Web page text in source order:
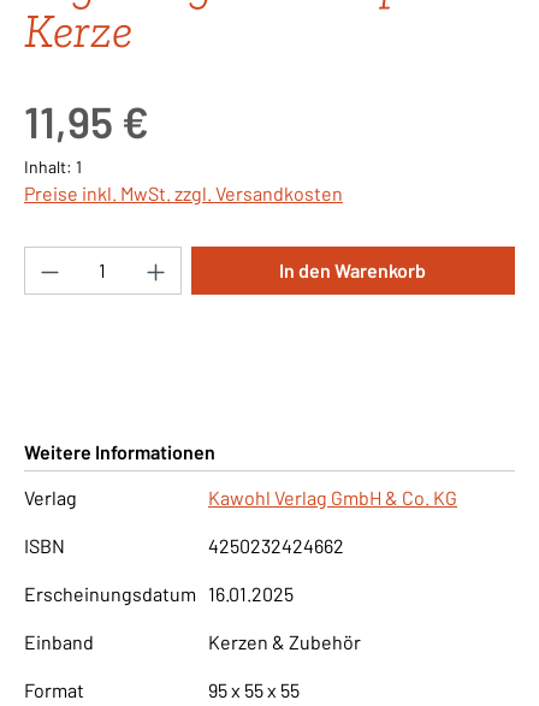
Kerze
11,95 €
Inhalt: 1
Preise inkl. MwSt. zzgl. Versandkosten
Produkt Anzahl: Gib den gewünschten
In den Warenkorb
Weitere Informationen
Verlag
Kawohl Verlag GmbH & Co. KG
ISBN 4250232424662
Erscheinungsdatum 16.01.2025
Einband Kerzen & Zubehör
Format 95 x 55 x 55